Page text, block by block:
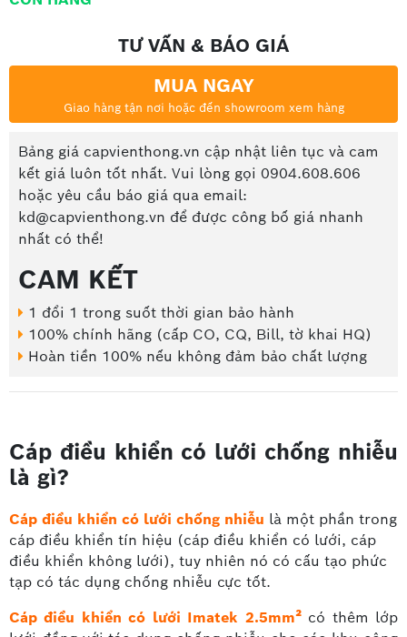
TƯ VẤN & BÁO GIÁ
MUA NGAY
Giao hàng tận nơi hoặc đến showroom xem hàng
Bảng giá capvienthong.vn cập nhật liên tục và cam
kết giá luôn tốt nhất. Vui lòng gọi 0904.608.606
hoặc yêu cầu báo giá qua email:
kd@capvienthong.vn để được công bố giá nhanh
nhất có thể!
CAM KẾT
1 đổi 1 trong suốt thời gian bảo hành
100% chính hãng (cấp CO, CQ, Bill, tờ khai HQ)
Hoàn tiền 100% nếu không đảm bảo chất lượng
Cáp điều khiển có lưới chống nhiễu
là gì?
Cáp điều khiển có lưới chống nhiễu là một phần trong
cáp điều khiển tín hiệu (cáp điều khiển có lưới, cáp
điều khiển không lưới), tuy nhiên nó có cấu tạo phức
tạp có tác dụng chống nhiễu cực tốt.
Cáp điều khiển có lưới Imatek 2.5mm² có thêm lớp